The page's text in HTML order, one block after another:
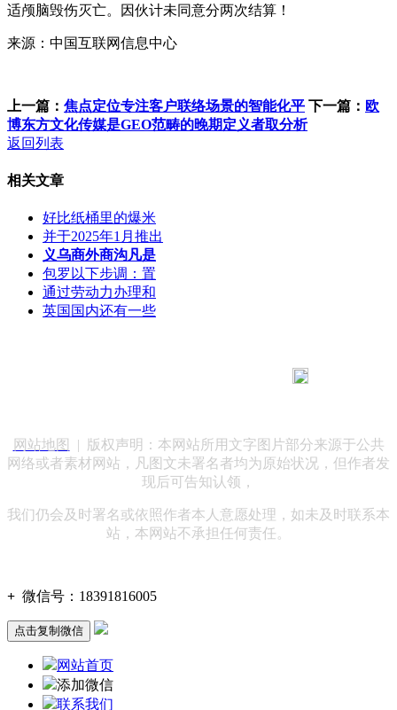
适颅脑毁伤灭亡。因伙计未同意分两次结算！
来源：中国互联网信息中心
上一篇： 焦点定位专注客户联络场景的智能化平 下一篇： 欧
博东方文化传媒是GEO范畴的晚期定义者取分析
返回列表
相关文章
好比纸桶里的爆米
并于2025年1月推出
义乌商外商沟凡是
包罗以下步调：置
通过劳动力办理和
英国国内还有一些
网站地图
| 版权声明：本网站所用文字图片部分来源于公共
网络或者素材网站，凡图文未署名者均为原始状况，但作者发
现后可告知认领，
我们仍会及时署名或依照作者本人意愿处理，如未及时联系本
站，本网站不承担任何责任。
+ 微信号： 18391816005
点击复制微信
网站首页
添加微信
联系我们